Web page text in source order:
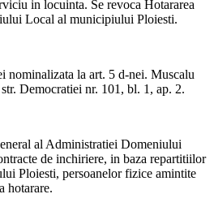
in locuinta. Se revoca Hotararea
Local al municipiului Ploiesti.
nominalizata la art. 5 d-nei. Muscalu
Democratiei nr. 101, bl. 1, ap. 2.
al Administratiei Domeniului
de inchiriere, in baza repartitiilor
Ploiesti, persoanelor fizice amintite
hotarare.